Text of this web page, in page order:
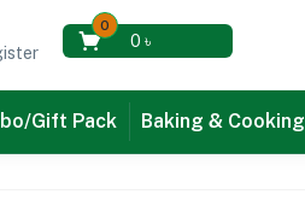
0
0 ৳
Gift Pack Baking & Cooking